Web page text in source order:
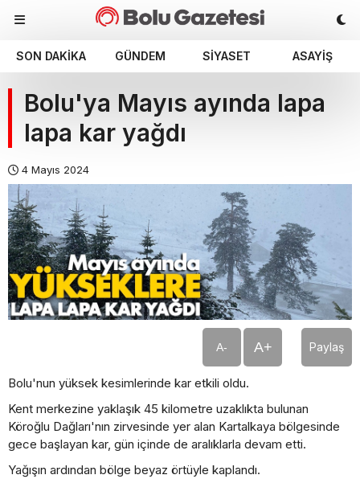
SON DAKIKA GÜNDEM SIYASET ASAYIŞ
Bolu'ya Mayıs ayında lapa
lapa kar yağdı
4 Mayıs 2024
A- A+ Paylaş
Bolu'nun yüksek kesimlerinde kar etkili oldu.
Kent merkezine yaklaşık 45 kilometre uzaklıkta bulunan
Köroğlu Dağları'nın zirvesinde yer alan Kartalkaya bölgesinde
gece başlayan kar, gün içinde de aralıklarla devam etti.
Yağışın ardından bölge beyaz örtüyle kaplandı.